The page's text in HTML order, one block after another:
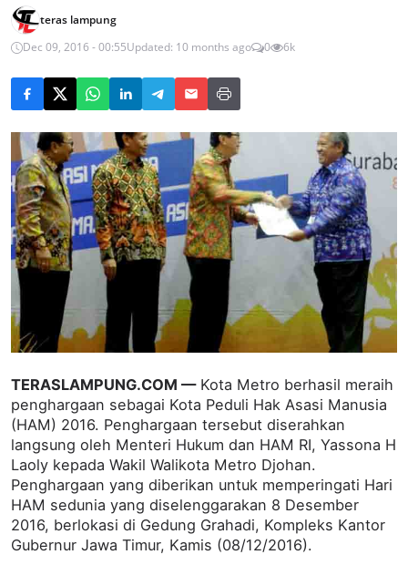
teras lampung
Dec 09, 2016 - 00:55Updated: 10 months ago 0 6k
TERASLAMPUNG.COM —Kota Metro berhasil meraih
penghargaan sebagai Kota Peduli Hak Asasi Manusia
(HAM) 2016. Penghargaan tersebut diserahkan
langsung oleh Menteri Hukum dan HAM RI, Yassona H
Laoly kepada Wakil Walikota Metro Djohan.
Penghargaan yang diberikan untuk memperingati Hari
HAM sedunia yang diselenggarakan 8 Desember
2016, berlokasi di Gedung Grahadi, Kompleks Kantor
Gubernur Jawa Timur, Kamis (08/12/2016).